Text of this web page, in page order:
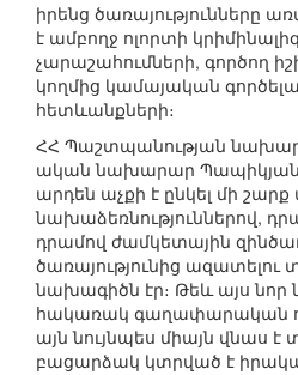
իրենց ծառայությունները
է ամբողջ ոլորտի
չարաշահումների, գործող
կողմից կամայական
հետևանքների։
ՀՀ Պաշտպանության
ական նախարար
արդեն աչքի է ընկել մի շարք
նախաձեռնություններով,
դրամով ժամկետային
ծառայությունից
նախագիծն էր։ Թեև այս նոր
հակառակ գաղափարական
այն նույնպես միայն վնաս է
բացարձակ կտրված է